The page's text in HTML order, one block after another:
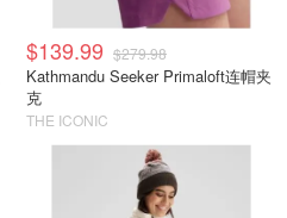
$139.99 $279.98
Kathmandu Seeker Primaloft连帽夹
克
THE ICONIC